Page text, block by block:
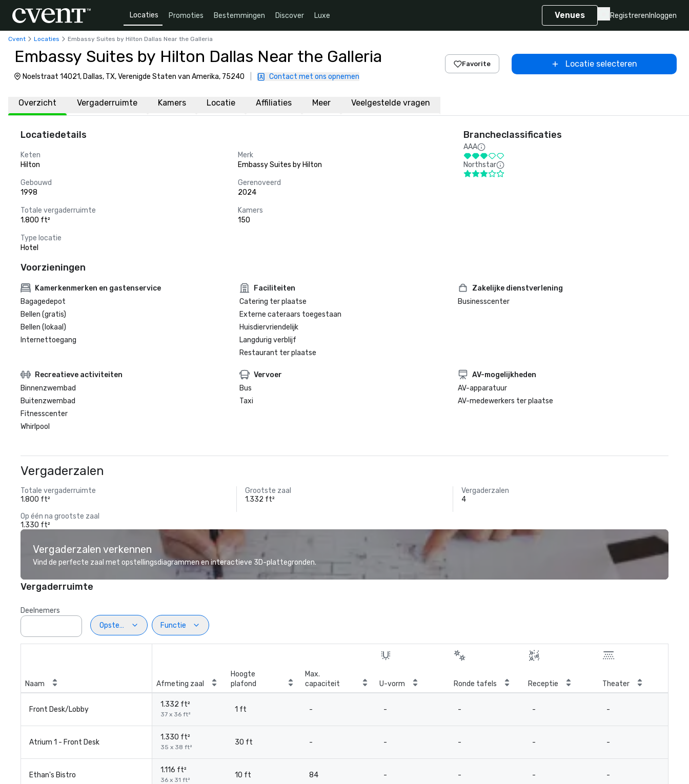
Locaties Promoties Bestemmingen Discover Luxe Venues Registreren Inloggen
Cvent Locaties Embassy Suites by Hilton Dallas Near the Galleria
Embassy Suites by Hilton Dallas Near the Galleria
Noelstraat 14021, Dallas, TX, Verenigde Staten van Amerika, 75240 Contact met ons opnemen
Favorite Locatie selecteren
Overzicht Vergaderruimte Kamers Locatie Affiliaties Meer Veelgestelde vragen
Locatiedetails
Keten
Hilton
Merk
Embassy Suites by Hilton
Gebouwd
1998
Gerenoveerd
2024
Totale vergaderruimte
1.800 ft²
Kamers
150
Type locatie
Hotel
Brancheclassificaties
AAA
Northstar
Voorzieningen
Kamerkenmerken en gastenservice
Bagagedepot
Bellen (gratis)
Bellen (lokaal)
Internettoegang
Faciliteiten
Catering ter plaatse
Externe cateraars toegestaan
Huisdiervriendelijk
Langdurig verblijf
Restaurant ter plaatse
Zakelijke dienstverlening
Businesscenter
Recreatieve activiteiten
Binnenzwembad
Buitenzwembad
Fitnesscenter
Whirlpool
Vervoer
Bus
Taxi
AV-mogelijkheden
AV-apparatuur
AV-medewerkers ter plaatse
Vergaderzalen
Totale vergaderruimte
1.800 ft²
Grootste zaal
1.332 ft²
Vergaderzalen
4
Op één na grootste zaal
1.330 ft²
Vergaderzalen verkennen
Vind de perfecte zaal met opstellingsdiagrammen en interactieve 3D-plattegronden.
Vergaderruimte
Deelnemers
Opstelling
Functie
Naam Afmeting zaal
Hoogte
plafond
Max.
capaciteit
U-vorm Ronde tafels Receptie Theater
Front Desk/Lobby
1.332 ft²
37 x 36 ft²
1 ft - - - - -
Atrium 1 - Front Desk
1.330 ft²
35 x 38 ft²
30 ft - - - - -
Ethan's Bistro
1.116 ft²
36 x 31 ft²
10 ft 84 - - - -